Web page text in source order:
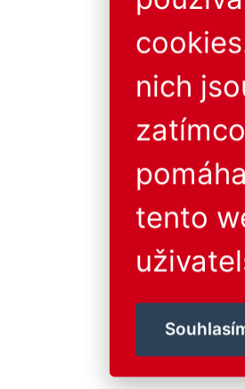
nich
tento